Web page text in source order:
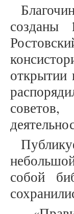
созданы
открытии
собой